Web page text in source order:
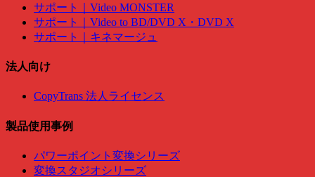
サポート｜Video MONSTER
サポート｜Video to BD/DVD X・DVD X
サポート｜キネマージュ
法人向け
CopyTrans 法人ライセンス
製品使用事例
パワーポイント変換シリーズ
変換スタジオシリーズ